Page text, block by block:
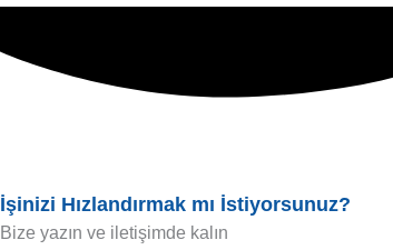
İşinizi Hızlandırmak mı İstiyorsunuz?
Bize yazın ve iletişimde kalın